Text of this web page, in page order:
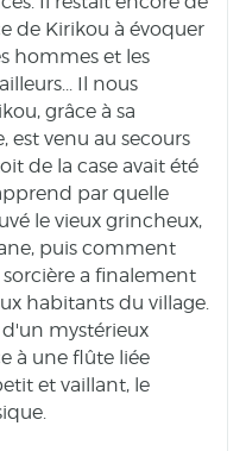
de Kirikou à évoquer
hommes et les
Il nous
grâce à sa
est venu au secours
de la case avait été
par quelle
le vieux grincheux,
puis comment
a finalement
habitants du village.
d'un mystérieux
à une flûte liée
et vaillant, le